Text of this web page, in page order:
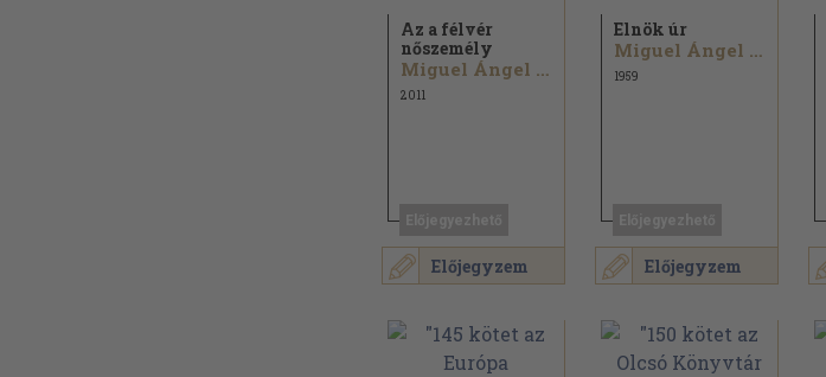
Előjegyzem
Az a félvér
nőszemély
Miguel Ángel Asturias
2011
Előjegyzem
Elnök úr
Miguel Ángel Asturias
1959